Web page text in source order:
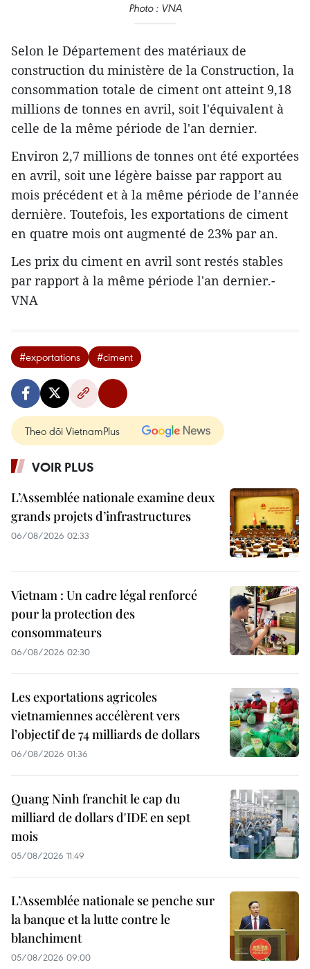
Photo : VNA
Selon le Département des matériaux de
construction du ministère de la Construction, la
consommation totale de ciment ont atteint 9,18
millions de tonnes en avril, soit l'équivalent à
celle de la même période de l'an dernier.
Environ 2,7 millions de tonnes ont été exportées
en avril, soit une légère baisse par rapport au
mois précédent et à la même période de l’année
dernière. Toutefois, les exportations de ciment
en quatre mois ont augmenté de 23% par an.
Les prix du ciment en avril sont restés stables
par rapport à la même période l'an dernier.-
VNA
#exportations #ciment
Theo dõi VietnamPlus
VOIR PLUS
L’Assemblée nationale examine deux
grands projets d’infrastructures
06/08/2026 02:33
Vietnam : Un cadre légal renforcé
pour la protection des
consommateurs
06/08/2026 02:30
Les exportations agricoles
vietnamiennes accélèrent vers
l’objectif de 74 milliards de dollars
06/08/2026 01:36
Quang Ninh franchit le cap du
milliard de dollars d'IDE en sept
mois
05/08/2026 11:49
L’Assemblée nationale se penche sur
la banque et la lutte contre le
blanchiment
05/08/2026 09:00